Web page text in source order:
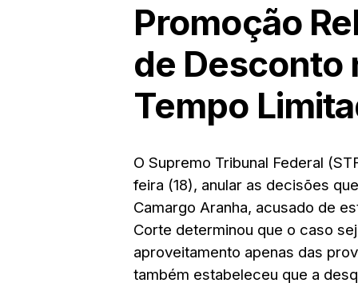
Promoção
de Desconto
Tempo
O Supremo Tribunal Federal
feira (18), anular as decisões
Camargo Aranha, acusado de
Corte determinou que o caso
aproveitamento apenas das
também estabeleceu que a